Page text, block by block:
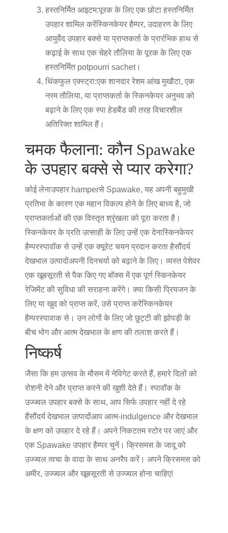
हस्तनिर्मित आइटम:पूरक के लिए एक छोटा हस्तनिर्मित
उपहार शामिल करेंस्किनकेयर हैम्पर, उदाहरण के लिए
आयुर्वेद उपहार बक्से या प्राप्तकर्ता के प्रारंभिक हाथ से
कढ़ाई के साथ एक चेहरे तौलिया के पूरक के लिए एक
हस्तनिर्मित potpourri sachet।
थिंकफुल एक्स्ट्रा:एक शानदार रेशम आंख मुखौटा, एक
नरम तौलिया, या प्राप्तकर्ता के स्किनकेयर अनुभव को
बढ़ाने के लिए एक स्पा हेडबैंड की तरह विचारशील
अतिरिक्त शामिल हैं।
चमक फैलाना: कौन Spawake
के उपहार बक्से से प्यार करेगा?
कोई लेनाउपहार hamperसे Spawake, यह अपनी बहुमुखी
प्रतिभा के कारण एक महान विकल्प होने के लिए बाध्य है, जो
प्राप्तकर्ताओं की एक विस्तृत श्रृंखला को पूरा करता है।
स्किनकेयर के प्रति उत्साही के लिए उन्हें एक देनास्किनकेयर
हैम्परस्पावॉक से उन्हें एक क्यूरेट चयन प्रदान करता हैसौंदर्य
देखभाल उत्पादोंअपनी दिनचर्या को बढ़ाने के लिए। व्यस्त पेशेवर
एक खूबसूरती से पैक किए गए बॉक्स में एक पूर्ण स्किनकेयर
रेजिमेंट की सुविधा की सराहना करेंगे। क्या किसी प्रियजन के
लिए या खुद को प्राप्त करें, उसे प्राप्त करेंस्किनकेयर
हैम्परस्पावाक से। उन लोगों के लिए जो छुट्टी की झोपड़ी के
बीच भोग और आत्म देखभाल के क्षण की तलाश करते हैं।
निष्कर्ष
जैसा कि हम उत्सव के मौसम में नेविगेट करते हैं, हमारे दिलों को
रोशनी देने और प्राप्त करने की खुशी देते हैं। स्पावॉक के
उज्ज्वल उपहार बक्से के साथ, आप सिर्फ उपहार नहीं दे रहे
हैंसौंदर्य देखभाल उत्पादोंआप आत्म-indulgence और देखभाल
के क्षण को उपहार दे रहे हैं। अपने निकटतम स्टोर पर जाएं और
एक Spawake उपहार हैम्पर चुनें। क्रिसमस के जादू को
उज्ज्वल त्वचा के वादा के साथ अनरैप करें। अपने क्रिसमस को
अमीर, उज्ज्वल और खूबसूरती से उज्ज्वल होना चाहिए!